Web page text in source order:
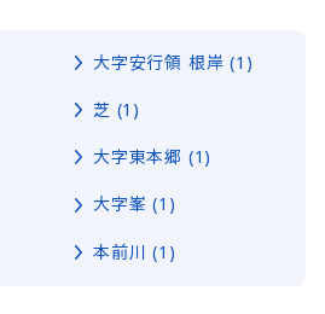
大字安行領 根岸 (1)
芝 (1)
大字東本郷 (1)
大字峯 (1)
本前川 (1)